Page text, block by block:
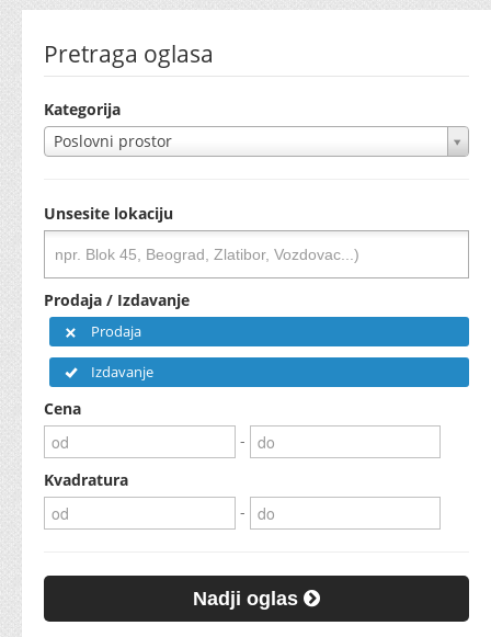
Pretraga oglasa
Kategorija
Poslovni prostor
Unsesite lokaciju
Prodaja / Izdavanje
Prodaja
Izdavanje
Cena
-
Kvadratura
-
Nadji oglas